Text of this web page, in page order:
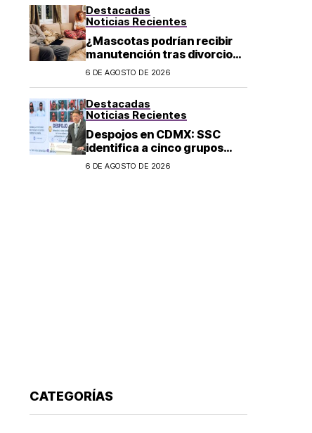
Destacadas
Noticias Recientes
¿Mascotas podrían recibir
manutención tras divorcio
de sus dueños en CDMX?
6 DE AGOSTO DE 2026
Destacadas
Noticias Recientes
Despojos en CDMX: SSC
identifica a cinco grupos
criminales vinculados a este
6 DE AGOSTO DE 2026
CATEGORÍAS